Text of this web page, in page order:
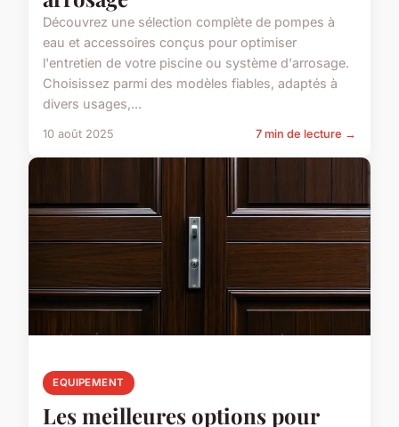
Découvrez une sélection complète de pompes à
eau et accessoires conçus pour optimiser
l'entretien de votre piscine ou système d'arrosage.
Choisissez parmi des modèles fiables, adaptés à
divers usages,...
10 août 2025 7 min de lecture →
EQUIPEMENT
Les meilleures options pour